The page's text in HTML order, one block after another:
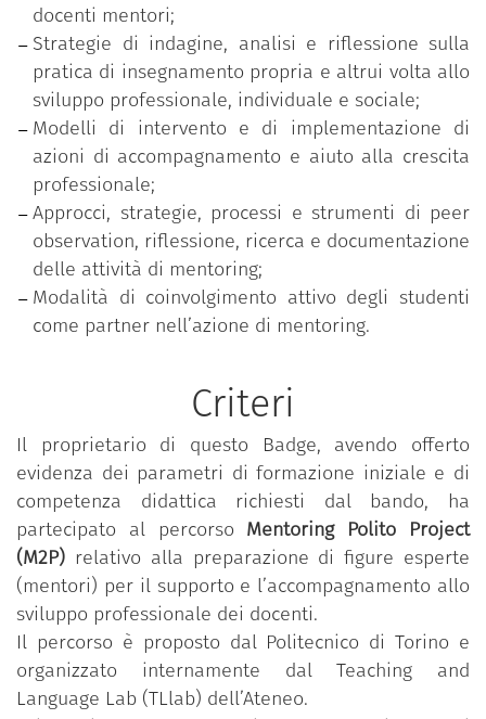
docenti mentori;
Strategie di indagine, analisi e riflessione sulla
pratica di insegnamento propria e altrui volta allo
sviluppo professionale, individuale e sociale;
Modelli di intervento e di implementazione di
azioni di accompagnamento e aiuto alla crescita
professionale;
Approcci, strategie, processi e strumenti di peer
observation, riflessione, ricerca e documentazione
delle attività di mentoring;
Modalità di coinvolgimento attivo degli studenti
come partner nell’azione di mentoring.
Criteri
Il proprietario di questo Badge, avendo offerto
evidenza dei parametri di formazione iniziale e di
competenza didattica richiesti dal bando, ha
partecipato al percorso Mentoring Polito Project
(M2P) relativo alla preparazione di figure esperte
(mentori) per il supporto e l’accompagnamento allo
sviluppo professionale dei docenti.
Il percorso è proposto dal Politecnico di Torino e
organizzato internamente dal Teaching and
Language Lab (TLlab) dell’Ateneo.